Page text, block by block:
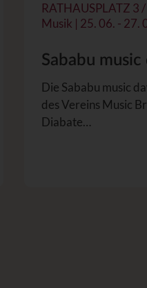
RATHAUSPLATZ 3
Musik | 25. 06. - 27.
Sababu music
Die Sababu music
des Vereins Music
Diabate…